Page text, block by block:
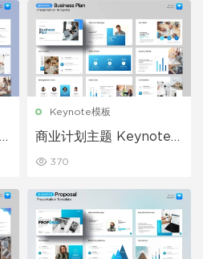
Keynote模板
商业计划主题 Keynote
370